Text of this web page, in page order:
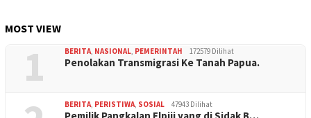
MOST VIEW
1 BERITA, NASIONAL, PEMERINTAH 172579 Dilihat
Penolakan Transmigrasi Ke Tanah Papua.
BERITA, PERISTIWA, SOSIAL 47943 Dilihat